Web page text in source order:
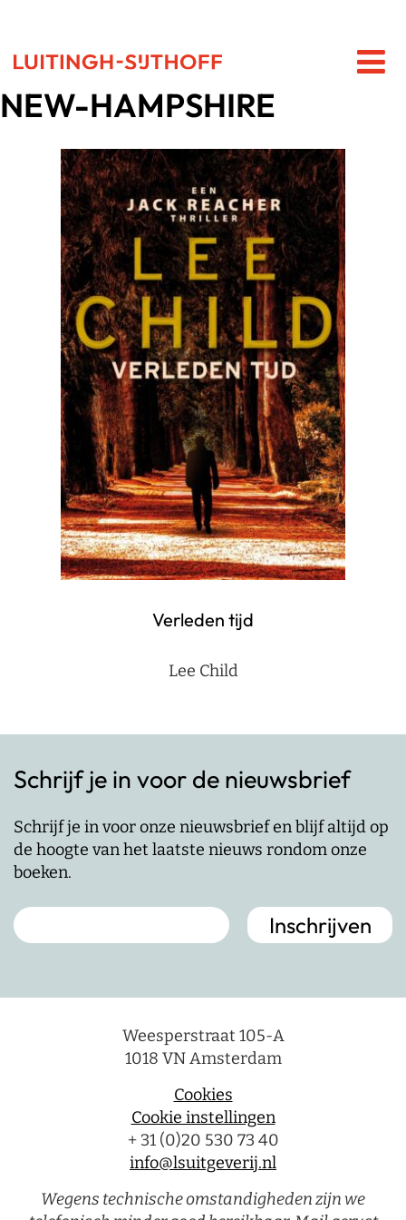
NEW-HAMPSHIRE
Verleden tijd
Lee Child
Schrijf je in voor de nieuwsbrief
Schrijf je in voor onze nieuwsbrief en blijf altijd op
de hoogte van het laatste nieuws rondom onze
boeken.
Weesperstraat 105-A
1018 VN Amsterdam
Cookies
Cookie instellingen
+ 31 (0)20 530 73 40
info@lsuitgeverij.nl
Wegens technische omstandigheden zijn we